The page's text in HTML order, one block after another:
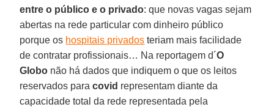
entre o público e o privado: que novas vagas sejam
abertas na rede particular com dinheiro público
porque os hospitais privados teriam mais facilidade
de contratar profissionais… Na reportagem d´O
Globo não há dados que indiquem o que os leitos
reservados paracovid representam diante da
capacidade total da rede representada pela